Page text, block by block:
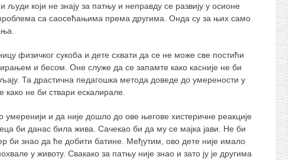
људи који не знају за патњу и неправду се развију у осионе
проблема са саосећањима према другима. Онда су за њих само
физичког сукоба и дете схвати да се не може све постићи
и бесом. Оне служе да се запамте како касније не би
Та драстична педагошка метода доведе до умерености у
како не би ствари ескалирале.
умеренији и да није дошло до ове његове хистеричне реакције
би данас била жива. Сачекао би да му се мајка јави. Не би
би знао да ће добити батине. Међутим, ово дете није имало
у животу. Свакако за патњу није знао и зато ју је другима